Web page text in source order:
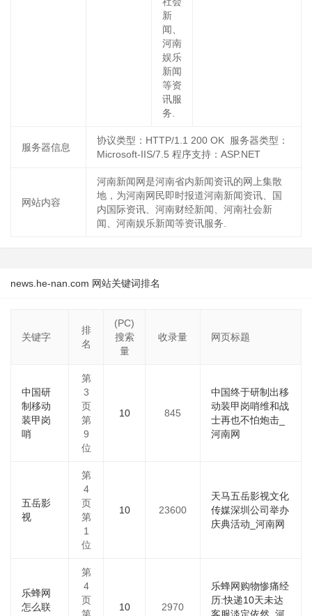
新
闻、
河南
娱乐
新闻
等资
讯服
务.
服务器信息
协议类型：HTTP/1.1 200 OK 服务器类型：
Microsoft-IIS/7.5 程序支持：ASP.NET
网站内容
河南新闻网是河南省内新闻资讯的网上集散
地，为河南网民即时报道河南新闻资讯、国
内国际资讯、河南财经新闻、河南社会新
闻、河南娱乐新闻等资讯服务.
news.he-nan.com 网站关键词排名
关键字
排
名
(PC)
搜索
量
收录量 网页标题
中国研
制移动
装甲岗
哨
第
3
页
第
9
位
10 845
中国终于研制出移
动装甲岗哨维和战
士再也不怕炮击_
河南网
五岳影
视
第
4
页
第
1
位
10 23600
天马五岳影视文化
传媒深圳公司举办
庆典活动_河南网
乐蜂网
怎么联
第
4
页
10 2970
乐蜂网购物惨痛经
历:快递10天未达